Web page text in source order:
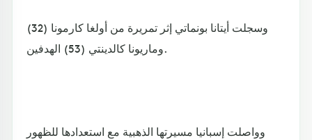
وسجلت أيتانا بونماتي إثر تمريرة من أولغا كارمونا (32)
وماريونا كالدينتي (53) الهدفين.
وواصلت إسبانيا مسيرتها الذهبية مع استعدادها للظهور